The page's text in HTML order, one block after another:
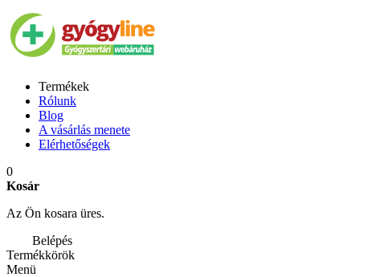
Termékek
Rólunk
Blog
A vásárlás menete
Elérhetőségek
0
Kosár
Az Ön kosara üres.
Belépés
Termékkörök
Menü